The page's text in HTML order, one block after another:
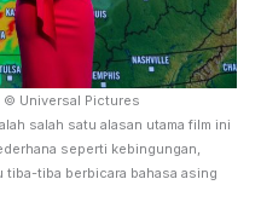
Universal Pictures
salah satu alasan utama film ini
seperti kebingungan,
tiba-tiba berbicara bahasa asing